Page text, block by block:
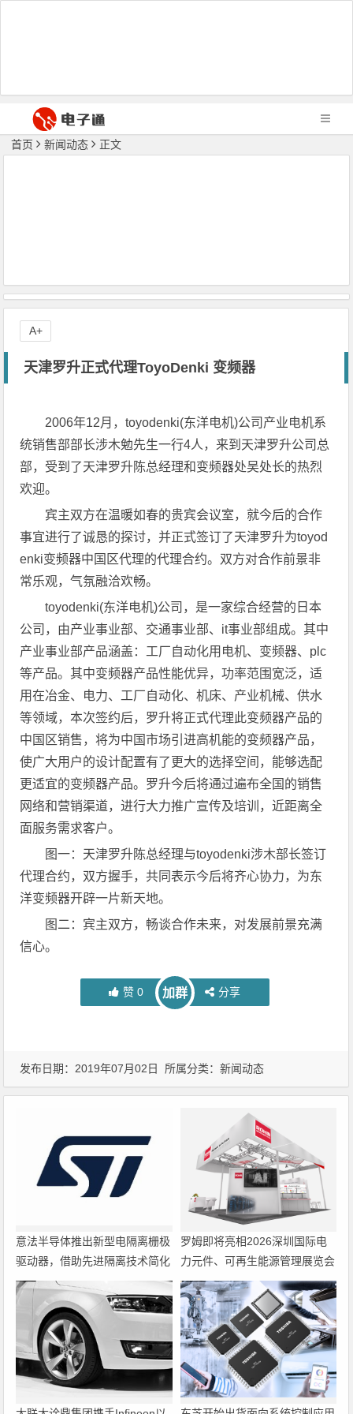
首页 新闻动态 正文
天津罗升正式代理ToyoDenki 变频器
2006年12月，toyodenki(东洋电机)公司产业电机系
统销售部部长涉木勉先生一行4人，来到天津罗升公司总
部，受到了天津罗升陈总经理和变频器处吴处长的热烈
欢迎。
宾主双方在温暖如春的贵宾会议室，就今后的合作
事宜进行了诚恳的探讨，并正式签订了天津罗升为toyod
enki变频器中国区代理的代理合约。双方对合作前景非
常乐观，气氛融洽欢畅。
toyodenki(东洋电机)公司，是一家综合经营的日本
公司，由产业事业部、交通事业部、it事业部组成。其中
产业事业部产品涵盖：工厂自动化用电机、变频器、plc
等产品。其中变频器产品性能优异，功率范围宽泛，适
用在冶金、电力、工厂自动化、机床、产业机械、供水
等领域，本次签约后，罗升将正式代理此变频器产品的
中国区销售，将为中国市场引进高机能的变频器产品，
使广大用户的设计配置有了更大的选择空间，能够选配
更适宜的变频器产品。罗升今后将通过遍布全国的销售
网络和营销渠道，进行大力推广宣传及培训，近距离全
面服务需求客户。
图一：天津罗升陈总经理与toyodenki涉木部长签订
代理合约，双方握手，共同表示今后将齐心协力，为东
洋变频器开辟一片新天地。
图二：宾主双方，畅谈合作未来，对发展前景充满
信心。
赞 0 加群 分享
A+
发布日期：2019年07月02日 所属分类：新闻动态
意法半导体推出新型电隔离栅极
驱动器，借助先进隔离技术简化
电源设计
罗姆即将亮相2026深圳国际电
力元件、可再生能源管理展览会
暨研讨会